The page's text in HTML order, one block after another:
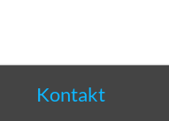
Kontakt